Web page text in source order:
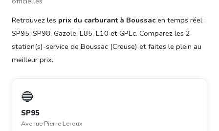
Retrouvez les prix du carburant à Boussac en temps réel :
SP95, SP98, Gazole, E85, E10 et GPLc. Comparez les 2
station(s)-service de Boussac (Creuse) et faites le plein au
meilleur prix.
🔵
SP95
Avenue Pierre Leroux